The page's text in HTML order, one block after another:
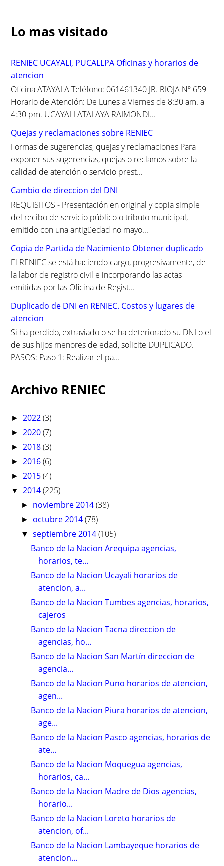
c
h
o
r
:
Lo mas visitado
RENIEC UCAYALI, PUCALLPA Oficinas y horarios de
atencion
Oficina ATAYALA Teléfono: 061461340 JR. RIOJA Nº 659
Horario de Atención: De Lunes a Viernes de 8:30 am. a
4:30 pm. UCAYALI ATALAYA RAIMONDI...
Quejas y reclamaciones sobre RENIEC
Formas de sugerencias, quejas y reclamaciones Para
exponer sus sugerencias, quejas o reclamos sobre la
calidad de atención o servicio prest...
Cambio de direccion del DNI
REQUISITOS - Presentación en original y copia simple
del recibo de servicio público o tributo municipal,
emitido con una antigüedad no mayo...
Copia de Partida de Nacimiento Obtener duplicado
El RENIEC se está haciendo cargo, progresivamente, de
la labor de registro civil e incorporando las actas
emitidas por las Oficina de Regist...
Duplicado de DNI en RENIEC. Costos y lugares de
atencion
Si ha perdido, extraviado o se ha deteriorado su DNI o el
de sus hijos menores de edad, solicite DUPLICADO.
PASOS: Paso 1: Realizar el pa...
Archivo RENIEC
► 2022(3)
► 2020(7)
► 2018(3)
► 2016(6)
► 2015(4)
▼ 2014(225)
► noviembre 2014(38)
► octubre 2014(78)
▼ septiembre 2014(105)
Banco de la Nacion Arequipa agencias,
horarios, te...
Banco de la Nacion Ucayali horarios de
atencion, a...
Banco de la Nacion Tumbes agencias, horarios,
cajeros
Banco de la Nacion Tacna direccion de
agencias, ho...
Banco de la Nacion San Martín direccion de
agencia...
Banco de la Nacion Puno horarios de atencion,
agen...
Banco de la Nacion Piura horarios de atencion,
age...
Banco de la Nacion Pasco agencias, horarios de
ate...
Banco de la Nacion Moquegua agencias,
horarios, ca...
Banco de la Nacion Madre de Dios agencias,
horario...
Banco de la Nacion Loreto horarios de
atencion, of...
Banco de la Nacion Lambayeque horarios de
atencion...